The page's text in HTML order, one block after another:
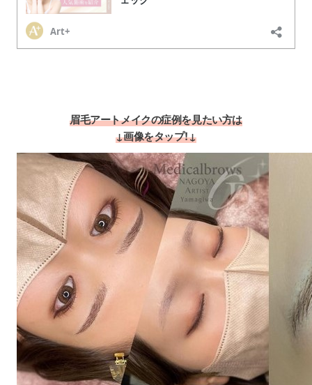
眉毛アートメイクの症例を見たい方は
↓画像をタップ！↓